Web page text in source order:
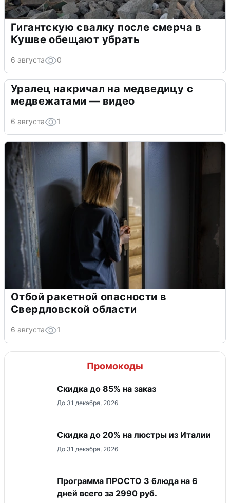
Гигантскую свалку после смерча в
Кушве обещают убрать
6 августа 0
Уралец накричал на медведицу с
медвежатами — видео
6 августа 1
Отбой ракетной опасности в
Свердловской области
6 августа 1
Промокоды
Скидка до 85% на заказ
До 31 декабря, 2026
Скидка до 20% на люстры из Италии
До 31 декабря, 2026
Программа ПРОСТО 3 блюда на 6
дней всего за 2990 руб.